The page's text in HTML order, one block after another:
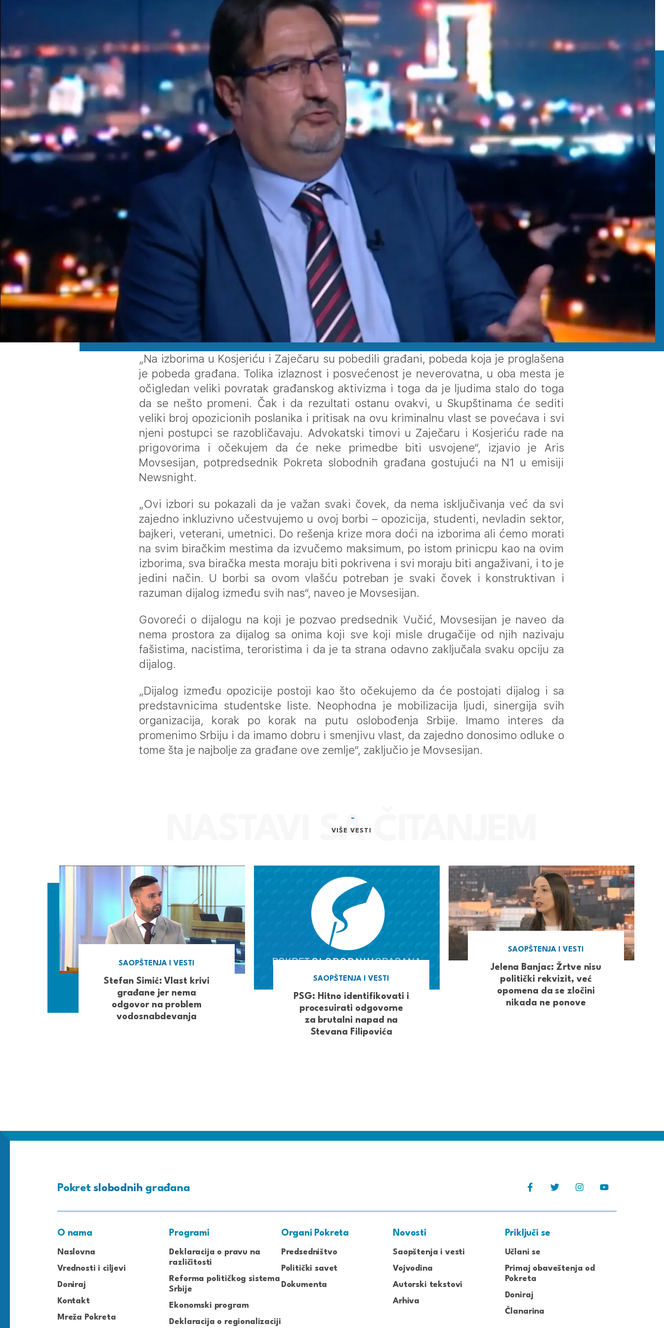
„Na izborima u Kosjeriću i Zaječaru su pobedili građani, pobeda koja je proglašena
je pobeda građana. Tolika izlaznost i posvećenost je neverovatna, u oba mesta je
očigledan veliki povratak građanskog aktivizma i toga da je ljudima stalo do toga
da se nešto promeni. Čak i da rezultati ostanu ovakvi, u Skupštinama će sediti
veliki broj opozicionih poslanika i pritisak na ovu kriminalnu vlast se povećava i svi
njeni postupci se razobličavaju. Advokatski timovi u Zaječaru i Kosjeriću rade na
prigovorima i očekujem da će neke primedbe biti usvojene“, izjavio je Aris
Movsesijan, potpredsednik Pokreta slobodnih građana gostujući na N1 u emisiji
Newsnight.
„Ovi izbori su pokazali da je važan svaki čovek, da nema isključivanja već da svi
zajedno inkluzivno učestvujemo u ovoj borbi – opozicija, studenti, nevladin sektor,
bajkeri, veterani, umetnici. Do rešenja krize mora doći na izborima ali ćemo morati
na svim biračkim mestima da izvučemo maksimum, po istom prinicpu kao na ovim
izborima, sva biračka mesta moraju biti pokrivena i svi moraju biti angaživani, i to je
jedini način. U borbi sa ovom vlašću potreban je svaki čovek i konstruktivan i
razuman dijalog između svih nas“, naveo je Movsesijan.
Govoreći o dijalogu na koji je pozvao predsednik Vučić, Movsesijan je naveo da
nema prostora za dijalog sa onima koji sve koji misle drugačije od njih nazivaju
fašistima, nacistima, teroristima i da je ta strana odavno zaključala svaku opciju za
dijalog.
„Dijalog između opozicije postoji kao što očekujemo da će postojati dijalog i sa
predstavnicima studentske liste. Neophodna je mobilizacija ljudi, sinergija svih
organizacija, korak po korak na putu oslobođenja Srbije. Imamo interes da
promenimo Srbiju i da imamo dobru i smenjivu vlast, da zajedno donosimo odluke o
tome šta je najbolje za građane ove zemlje“, zaključio je Movsesijan.
VIŠE VESTI
SAOPŠTENJA I VESTI
Stefan Simić: Vlast krivi
građane jer nema
odgovor na problem
vodosnabdevanja
SAOPŠTENJA I VESTI
PSG: Hitno identifikovati i
procesuirati odgovorne
za brutalni napad na
Stevana Filipovića
SAOPŠTENJA I VESTI
Jelena Banjac: Žrtve nisu
politički rekvizit, već
opomena da se zločini
nikada ne ponove
Pokretslobodnih građana
O nama
Naslovna
Vrednosti i ciljevi
Doniraj
Kontakt
Mreža Pokreta
Programi
Deklaracija o pravu na
različitosti
Reforma političkog sistema
Srbije
Ekonomski program
Deklaracija o regionalizaciji
Organi Pokreta
Predsedništvo
Politički savet
Dokumenta
Novosti
Saopštenja i vesti
Vojvodina
Autorski tekstovi
Arhiva
Priključi se
Učlani se
Primaj obaveštenja od
Pokreta
Doniraj
Članarina